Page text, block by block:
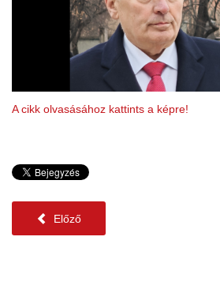
A cikk olvasásához kattints a képre!
Előző